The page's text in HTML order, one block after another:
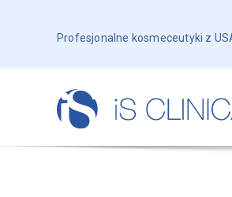
Profesjonalne kosmeceutyki z